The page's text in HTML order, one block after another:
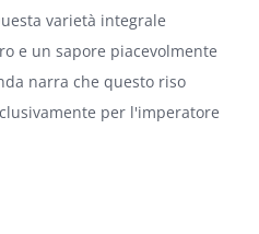
varietà integrale
e un sapore piacevolmente
narra che questo riso
per l'imperatore